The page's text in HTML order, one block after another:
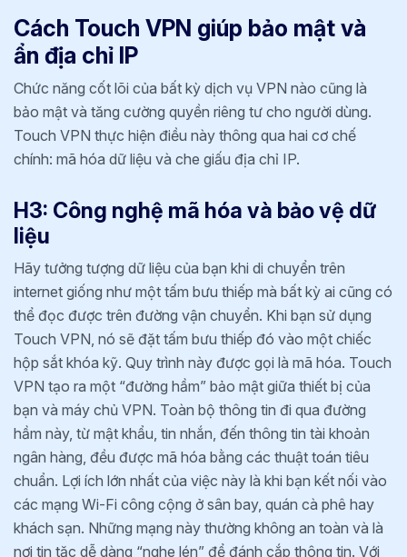
Cách Touch VPN giúp bảo mật và
ẩn địa chỉ IP
Chức năng cốt lõi của bất kỳ dịch vụ VPN nào cũng là
bảo mật và tăng cường quyền riêng tư cho người dùng.
Touch VPN thực hiện điều này thông qua hai cơ chế
chính: mã hóa dữ liệu và che giấu địa chỉ IP.
H3: Công nghệ mã hóa và bảo vệ dữ
liệu
Hãy tưởng tượng dữ liệu của bạn khi di chuyển trên
internet giống như một tấm bưu thiếp mà bất kỳ ai cũng có
thể đọc được trên đường vận chuyển. Khi bạn sử dụng
Touch VPN, nó sẽ đặt tấm bưu thiếp đó vào một chiếc
hộp sắt khóa kỹ. Quy trình này được gọi là mã hóa. Touch
VPN tạo ra một “đường hầm” bảo mật giữa thiết bị của
bạn và máy chủ VPN. Toàn bộ thông tin đi qua đường
hầm này, từ mật khẩu, tin nhắn, đến thông tin tài khoản
ngân hàng, đều được mã hóa bằng các thuật toán tiêu
chuẩn. Lợi ích lớn nhất của việc này là khi bạn kết nối vào
các mạng Wi-Fi công cộng ở sân bay, quán cà phê hay
khách sạn. Những mạng này thường không an toàn và là
nơi tin tặc dễ dàng “nghe lén” để đánh cắp thông tin. Với